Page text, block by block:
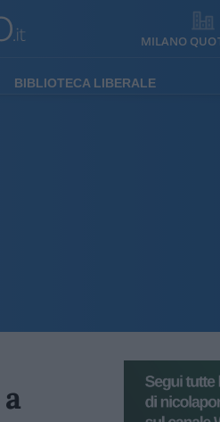
MILANO
BIBLIOTECA LIBERALE